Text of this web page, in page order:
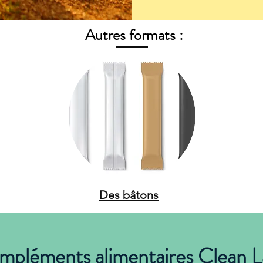
Autres formats :
Des bâtons
alimentaires Clean